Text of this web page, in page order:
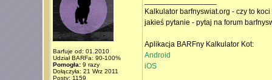
Barfuje od: 01.2010
Udział BARFa: 90-100%
Pomogła:9 razy
Dołączyła: 21 Wrz 2011
Posty: 1159
Kalkulator barfnyswiat.org - czy to
jakieś pytanie - pytaj na forum
Aplikacja BARFny Kalkulator Kot:
Android
iOS